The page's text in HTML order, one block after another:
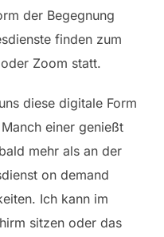
der Begegnung
finden zum
Zoom statt.
diese digitale Form
einer genießt
mehr als an der
on demand
Ich kann im
sitzen oder das